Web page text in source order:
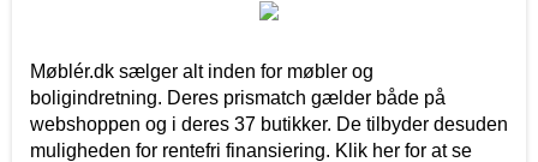
Møblér.dk sælger alt inden for møbler og
boligindretning. Deres prismatch gælder både på
webshoppen og i deres 37 butikker. De tilbyder desuden
muligheden for rentefri finansiering. Klik her for at se